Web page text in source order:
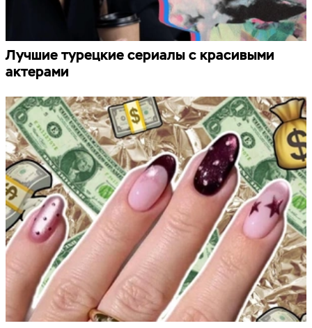
Лучшие турецкие сериалы с красивыми
актерами